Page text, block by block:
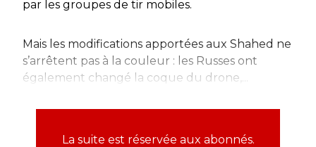
par les groupes de tir mobiles.
Mais les modifications apportées aux Shahed ne
s’arrêtent pas à la couleur : les Russes ont
également changé la coque du drone,...
La suite est réservée aux abonnés.